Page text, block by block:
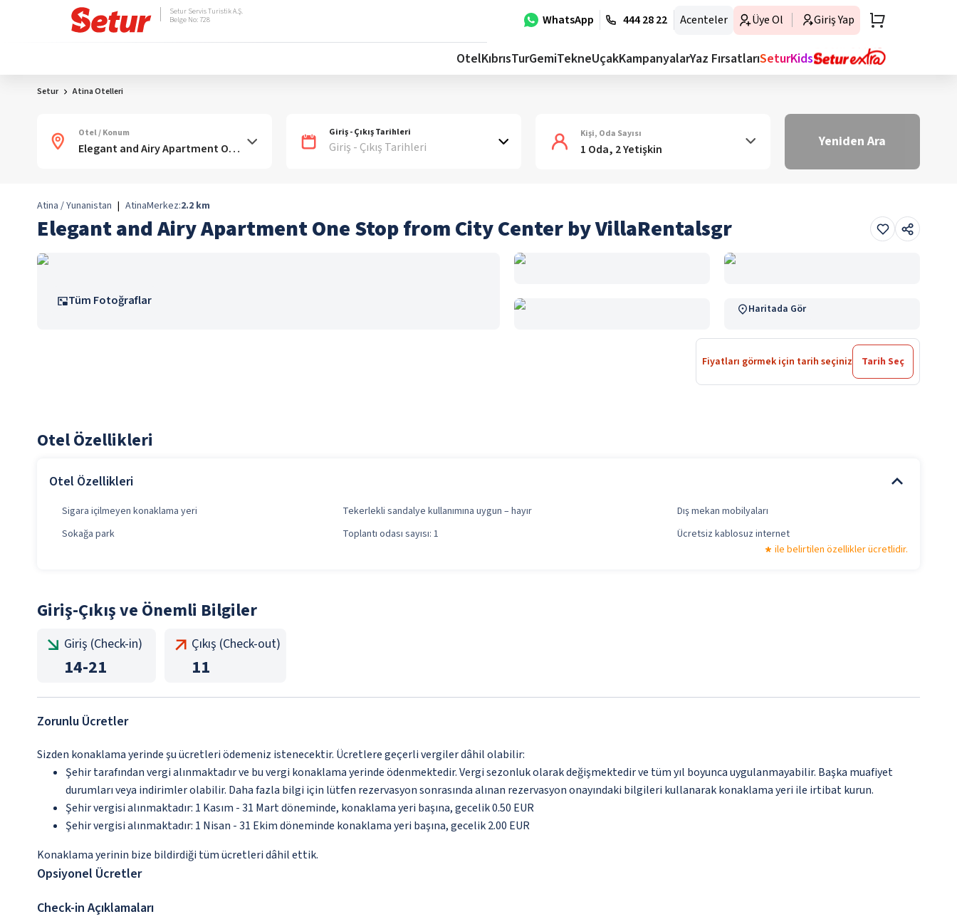
WhatsApp 444 28 22 Acenteler Üye Ol Giriş Yap
Setur Servis Turistik A.Ş.
Belge No: 728
OtelKıbrısTurGemiTekneUçakKampanyalarYaz FırsatlarıSeturKids
Setur Atina Otelleri
Otel / Konum Giriş - Çıkış Tarihleri
Giriş - Çıkış Tarihleri
Kişi, Oda Sayısı
1 Oda, 2 Yetişkin Yeniden Ara
Atina / Yunanistan | AtinaMerkez:2.2 km
Elegant and Airy Apartment One Stop from City Center by VillaRentalsgr
Tüm Fotoğraflar
Haritada Gör
Fiyatları görmek için tarih seçiniz Tarih Seç
Otel Özellikleri
Otel Özellikleri
Sigara içilmeyen konaklama yeri Tekerlekli sandalye kullanımına uygun – hayır
Dış mekan mobilyaları
Sokağa park
Toplantı odası sayısı: 1
Ücretsiz kablosuz internet
ile belirtilen özellikler ücretlidir.
Giriş-Çıkış ve Önemli Bilgiler
Giriş (Check-in)
14-21
Çıkış (Check-out)
11
Zorunlu Ücretler
Sizden konaklama yerinde şu ücretleri ödemeniz istenecektir. Ücretlere geçerli vergiler dâhil olabilir:
Şehir tarafından vergi alınmaktadır ve bu vergi konaklama yerinde ödenmektedir. Vergi sezonluk olarak değişmektedir ve tüm yıl boyunca uygulanmayabilir. Başka muafiyet
durumları veya indirimler olabilir. Daha fazla bilgi için lütfen rezervasyon sonrasında alınan rezervasyon onayındaki bilgileri kullanarak konaklama yeri ile irtibat kurun.
Şehir vergisi alınmaktadır: 1 Kasım - 31 Mart döneminde, konaklama yeri başına, gecelik 0.50 EUR
Şehir vergisi alınmaktadır: 1 Nisan - 31 Ekim döneminde konaklama yeri başına, gecelik 2.00 EUR
Konaklama yerinin bize bildirdiği tüm ücretleri dâhil ettik.
Opsiyonel Ücretler
Check-in Açıklamaları